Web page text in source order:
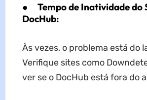
● Tempo de Inatividade do
DocHub:
Às vezes, o problema está do
Verifique sites como
ver se o DocHub está fora do